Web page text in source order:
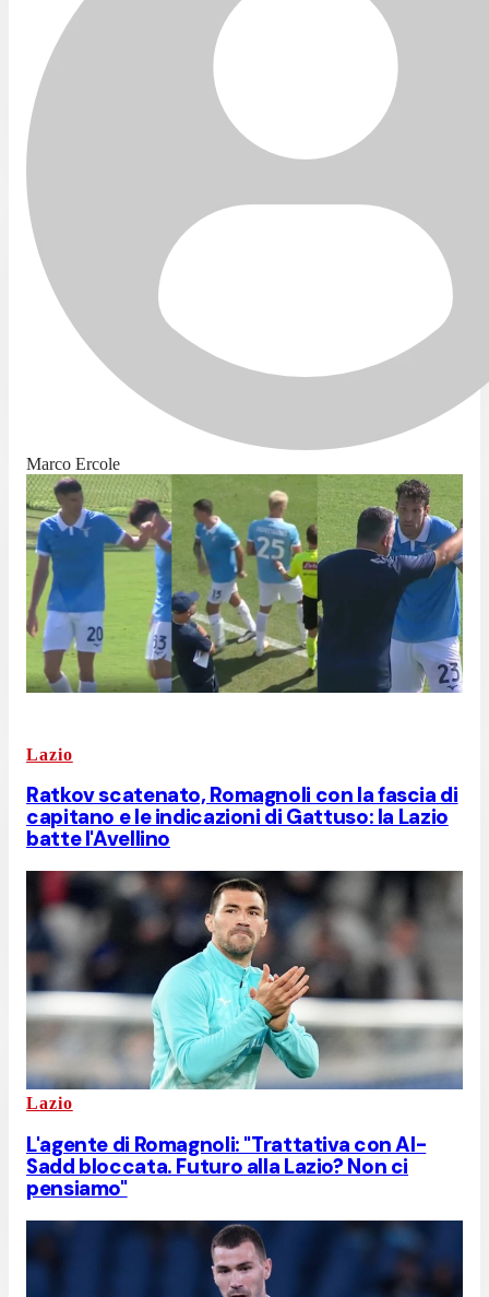
Marco Ercole
Lazio
Ratkov scatenato, Romagnoli con la fascia di
capitano e le indicazioni di Gattuso: la Lazio
batte l'Avellino
Lazio
L'agente di Romagnoli: "Trattativa con Al-
Sadd bloccata. Futuro alla Lazio? Non ci
pensiamo"